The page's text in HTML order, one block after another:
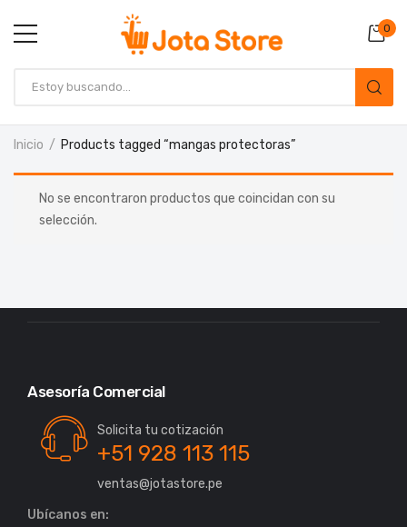
0
Inicio Products tagged “mangas protectoras”
No se encontraron productos que coincidan con su
selección.
Asesoría Comercial
Solicita tu cotización
+51 928 113 115
ventas@jotastore.pe
Ubícanos en: